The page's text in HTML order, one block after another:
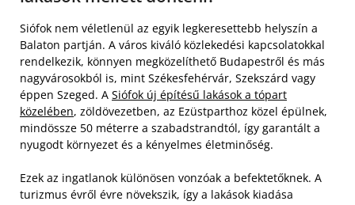
Siófok nem véletlenül az egyik legkeresettebb helyszín a
Balaton partján. A város kiváló közlekedési kapcsolatokkal
rendelkezik, könnyen megközelíthető Budapestről és más
nagyvárosokból is, mint Székesfehérvár, Szekszárd vagy
éppen Szeged. A Siófok új építésű lakások a tópart
közelében, zöldövezetben, az Ezüstparthoz közel épülnek,
mindössze 50 méterre a szabadstrandtól, így garantált a
nyugodt környezet és a kényelmes életminőség.
Ezek az ingatlanok különösen vonzóak a befektetőknek. A
turizmus évről évre növekszik, így a lakások kiadása